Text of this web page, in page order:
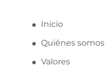
Inicio
Quiénes somos
Valores